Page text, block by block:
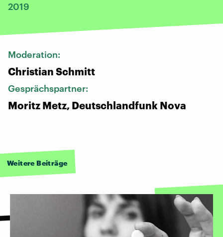
2019
Moderation:
Christian Schmitt
Gesprächspartner:
Moritz Metz, Deutschlandfunk Nova
Weitere Beiträge